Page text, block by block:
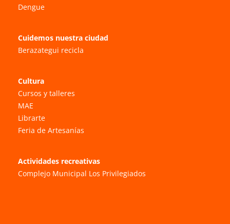
Dengue
Cuidemos nuestra ciudad
Berazategui recicla
Cultura
Cursos y talleres
MAE
Librarte
Feria de Artesanías
Actividades recreativas
Complejo Municipal Los Privilegiados